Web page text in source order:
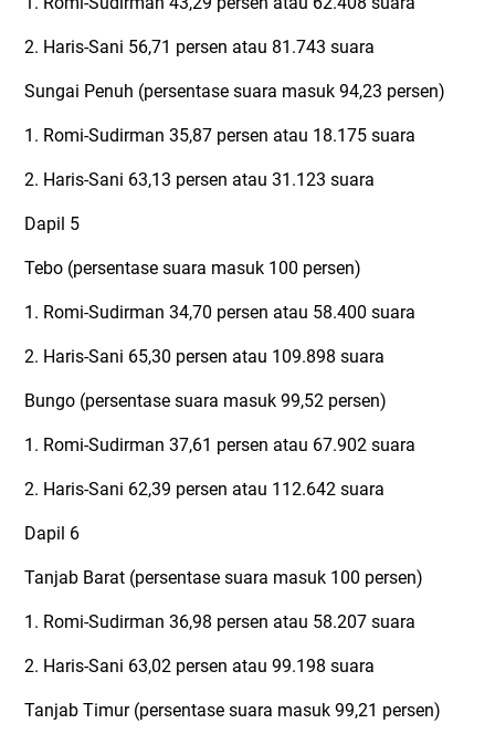
2. Haris-Sani 56,71 persen atau 81.743 suara
Sungai Penuh (persentase suara masuk 94,23 persen)
1. Romi-Sudirman 35,87 persen atau 18.175 suara
2. Haris-Sani 63,13 persen atau 31.123 suara
Dapil 5
Tebo (persentase suara masuk 100 persen)
1. Romi-Sudirman 34,70 persen atau 58.400 suara
2. Haris-Sani 65,30 persen atau 109.898 suara
Bungo (persentase suara masuk 99,52 persen)
1. Romi-Sudirman 37,61 persen atau 67.902 suara
2. Haris-Sani 62,39 persen atau 112.642 suara
Dapil 6
Tanjab Barat (persentase suara masuk 100 persen)
1. Romi-Sudirman 36,98 persen atau 58.207 suara
2. Haris-Sani 63,02 persen atau 99.198 suara
Tanjab Timur (persentase suara masuk 99,21 persen)